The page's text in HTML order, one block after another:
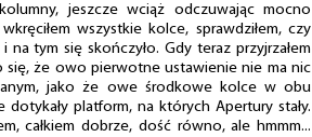
jeszcze wciąż odczuwając mocno
wszystkie kolce, sprawdziłem, czy
na tym się skończyło. Gdy teraz przyjrzałem
się, że owo pierwotne ustawienie nie ma nic
jako że owe środkowe kolce w obu
platform, na których Apertury stały.
całkiem dobrze, dość równo, ale hmmm...